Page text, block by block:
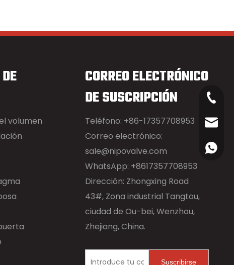
+86-
volumen
CORREO ELECTRÓNICO
DE SUSCRIPCIÓN
Teléfono: +86-17357708953
Correo electrónico:
sale@nipovalve.com
WhatsApp: +8617357708953
Dirección: Zhongxing Road
43#, Zona industrial Tangtou,
ciudad de Ou-bei, Wenzhou,
Zhejiang, China.
Suscribirse